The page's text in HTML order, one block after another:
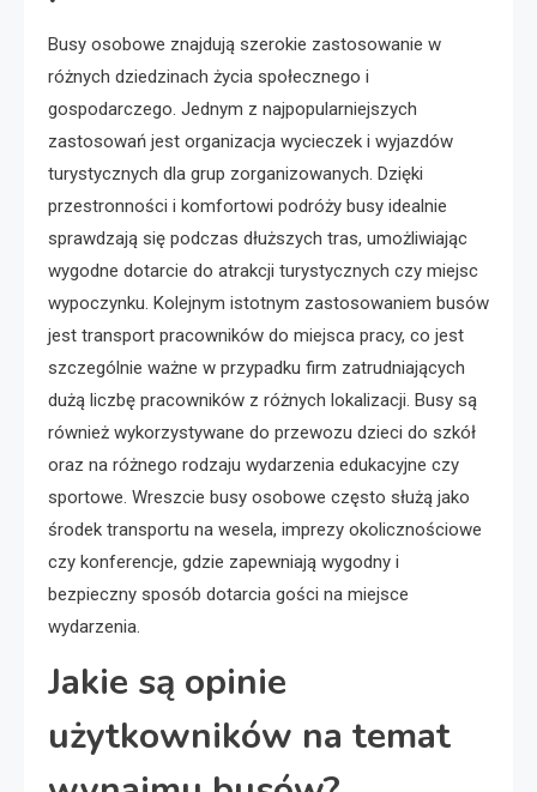
Busy osobowe znajdują szerokie zastosowanie w
różnych dziedzinach życia społecznego i
gospodarczego. Jednym z najpopularniejszych
zastosowań jest organizacja wycieczek i wyjazdów
turystycznych dla grup zorganizowanych. Dzięki
przestronności i komfortowi podróży busy idealnie
sprawdzają się podczas dłuższych tras, umożliwiając
wygodne dotarcie do atrakcji turystycznych czy miejsc
wypoczynku. Kolejnym istotnym zastosowaniem busów
jest transport pracowników do miejsca pracy, co jest
szczególnie ważne w przypadku firm zatrudniających
dużą liczbę pracowników z różnych lokalizacji. Busy są
również wykorzystywane do przewozu dzieci do szkół
oraz na różnego rodzaju wydarzenia edukacyjne czy
sportowe. Wreszcie busy osobowe często służą jako
środek transportu na wesela, imprezy okolicznościowe
czy konferencje, gdzie zapewniają wygodny i
bezpieczny sposób dotarcia gości na miejsce
wydarzenia.
Jakie są opinie
użytkowników na temat